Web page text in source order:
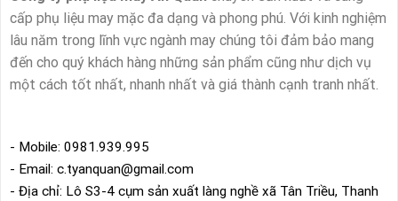
cấp phụ liệu may mặc đa dạng và phong phú. Với kinh nghiệm
lâu năm trong lĩnh vực ngành may chúng tôi đảm bảo mang
đến cho quý khách hàng những sản phẩm cũng như dịch vụ
một cách tốt nhất, nhanh nhất và giá thành cạnh tranh nhất.
- Mobile: 0981.939.995
- Email: c.tyanquan@gmail.com
- Địa chỉ: Lô S3-4 cụm sản xuất làng nghề xã Tân Triều, Thanh